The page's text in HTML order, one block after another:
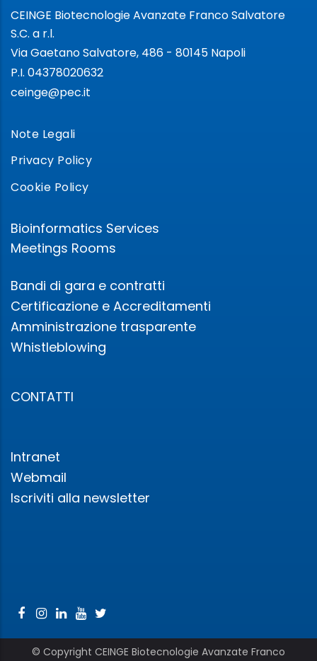
CEINGE Biotecnologie Avanzate Franco Salvatore
S.C. a r.l.
Via Gaetano Salvatore, 486 - 80145 Napoli
P.I. 04378020632
ceinge@pec.it
Note Legali
Privacy Policy
Cookie Policy
Bioinformatics Services
Meetings Rooms
Bandi di gara e contratti
Certificazione e Accreditamenti
Amministrazione trasparente
Whistleblowing
CONTATTI
Intranet
Webmail
Iscriviti alla newsletter
© Copyright CEINGE Biotecnologie Avanzate Franco